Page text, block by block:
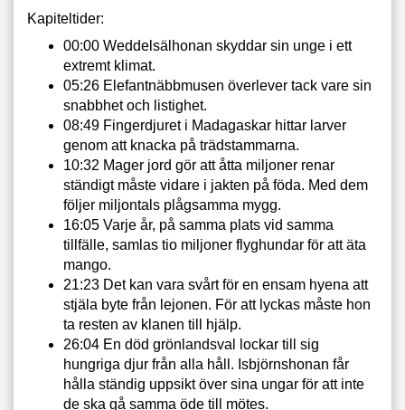
Kapiteltider:
00:00 Weddelsälhonan skyddar sin unge i ett
extremt klimat.
05:26 Elefantnäbbmusen överlever tack vare sin
snabbhet och listighet.
08:49 Fingerdjuret i Madagaskar hittar larver
genom att knacka på trädstammarna.
10:32 Mager jord gör att åtta miljoner renar
ständigt måste vidare i jakten på föda. Med dem
följer miljontals plågsamma mygg.
16:05 Varje år, på samma plats vid samma
tillfälle, samlas tio miljoner flyghundar för att äta
mango.
21:23 Det kan vara svårt för en ensam hyena att
stjäla byte från lejonen. För att lyckas måste hon
ta resten av klanen till hjälp.
26:04 En död grönlandsval lockar till sig
hungriga djur från alla håll. Isbjörnshonan får
hålla ständig uppsikt över sina ungar för att inte
de ska gå samma öde till mötes.